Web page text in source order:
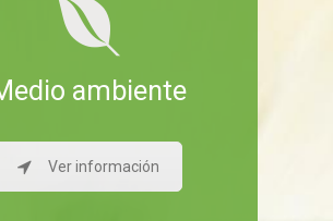
ambiente
Ver información